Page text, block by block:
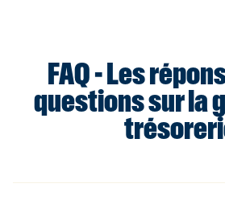
FAQ - Les
questions sur la